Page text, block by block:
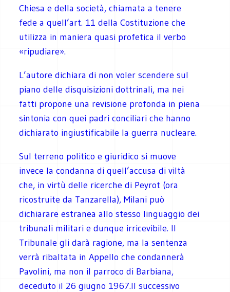
Chiesa e della società, chiamata a tenere
fede a quell’art. 11 della Costituzione che
utilizza in maniera quasi profetica il verbo
«ripudiare».
L’autore dichiara di non voler scendere sul
piano delle disquisizioni dottrinali, ma nei
fatti propone una revisione profonda in piena
sintonia con quei padri conciliari che hanno
dichiarato ingiustificabile la guerra nucleare.
Sul terreno politico e giuridico si muove
invece la condanna di quell’accusa di viltà
che, in virtù delle ricerche di Peyrot (ora
ricostruite da Tanzarella), Milani può
dichiarare estranea allo stesso linguaggio dei
tribunali militari e dunque irricevibile. Il
Tribunale gli darà ragione, ma la sentenza
verrà ribaltata in Appello che condannerà
Pavolini, ma non il parroco di Barbiana,
deceduto il 26 giugno 1967.Il successivo